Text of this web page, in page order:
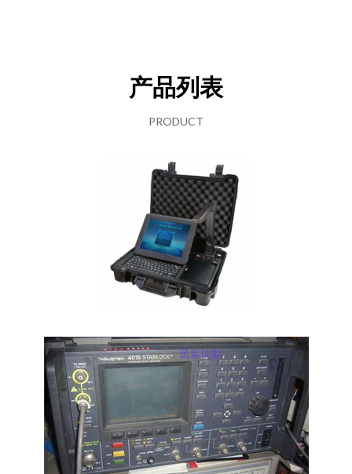
产品列表
PRODUCT